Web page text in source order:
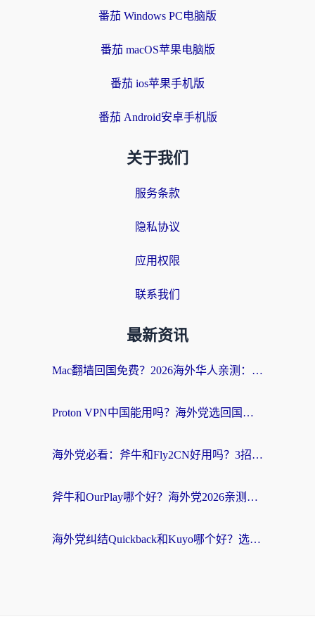
番茄 Windows PC电脑版
番茄 macOS苹果电脑版
番茄 ios苹果手机版
番茄 Android安卓手机版
关于我们
服务条款
隐私协议
应用权限
联系我们
最新资讯
Mac翻墙回国免费？2026海外华人亲测：从CCTV5直播到国内APP，这样选加速器才靠谱
Proton VPN中国能用吗？海外党选回国加速器的避坑指南（附番茄加速器实测）
海外党必看：斧牛和Fly2CN好用吗？3招教你选对回国加速器（附免费试用攻略）
斧牛和OurPlay哪个好？海外党2026亲测：选对加速器，国内资源秒加载
海外党纠结Quickback和Kuyo哪个好？选对回国加速器才能无缝刷国内资源